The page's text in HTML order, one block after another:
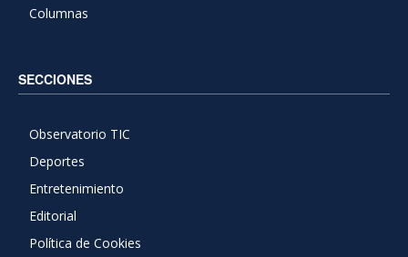
Columnas
SECCIONES
Observatorio TIC
Deportes
Entretenimiento
Editorial
Política de Cookies